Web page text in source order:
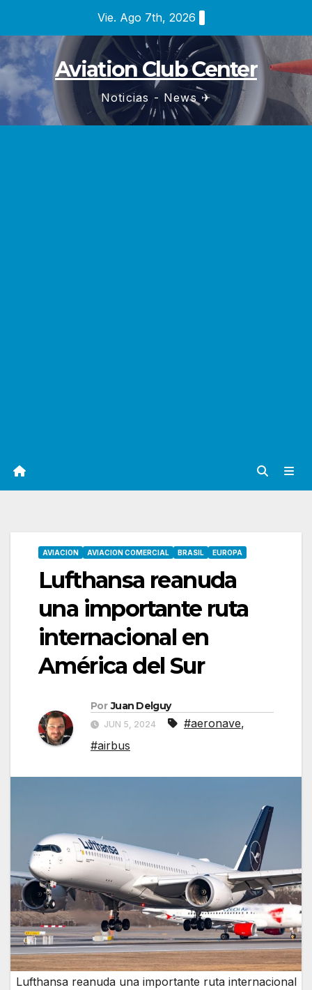
contenido
Vie. Ago 7th, 2026
Aviation Club Center
Noticias - News ✈
AVIACION AVIACION COMERCIAL BRASIL EUROPA
Lufthansa reanuda
una importante ruta
internacional en
América del Sur
Por Juan Delguy
JUN 5, 2024 #aeronave,
#airbus
Lufthansa reanuda una importante ruta internacional